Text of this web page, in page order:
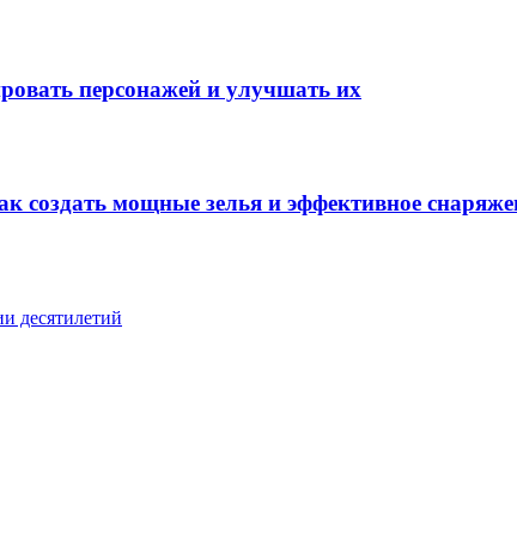
персонажей и улучшать их
создать мощные зелья и эффективное
десятилетий